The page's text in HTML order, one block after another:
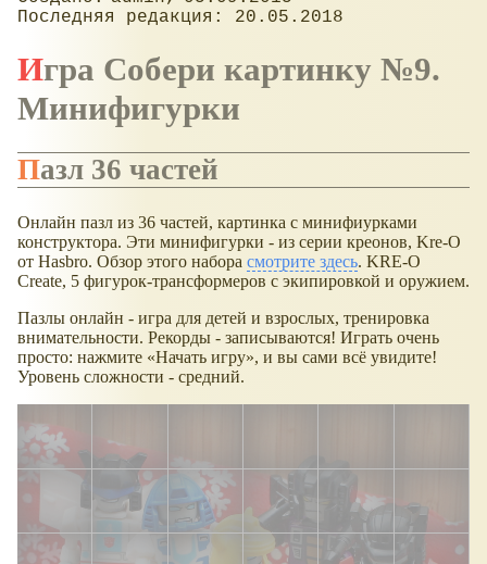
20.05.2018
Игра Собери картинку №9.
Минифигурки
Пазл 36 частей
Онлайн пазл из 36 частей, картинка с минифиурками
конструктора. Эти минифигурки - из серии креонов, Kre-O
от Hasbro. Обзор этого набора смотрите здесь. KRE-O
Create, 5 фигурок-трансформеров с экипировкой и оружием.
Пазлы онлайн - игра для детей и взрослых, тренировка
внимательности. Рекорды - записываются! Играть очень
просто: нажмите
Начать игру , и вы сами всё увидите!
Уровень сложности - средний.